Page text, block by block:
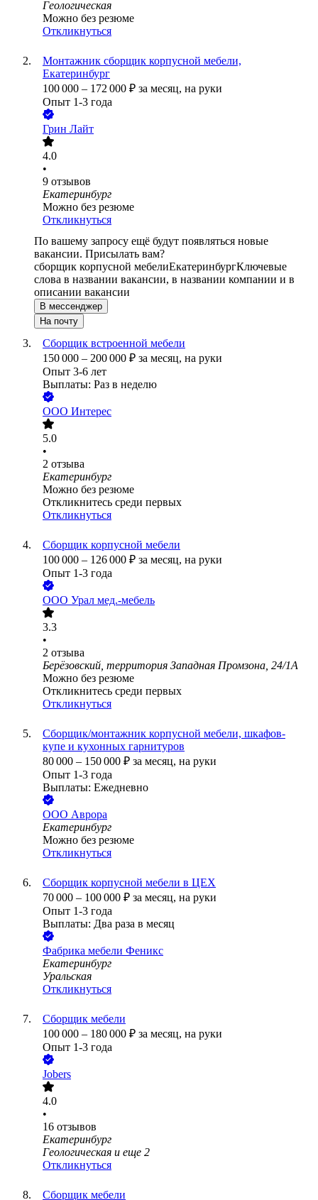
Геологическая
Можно без резюме
Откликнуться
Монтажник сборщик корпусной мебели,
Екатеринбург
100 000 – 172 000 ₽ за месяц, на руки
Опыт 1-3 года
Грин Лайт
4.0
•
9 отзывов
Екатеринбург
Можно без резюме
Откликнуться
По вашему запросу ещё будут появляться новые
вакансии. Присылать вам?
сборщик корпусной мебелиЕкатеринбургКлючевые
слова в названии вакансии, в названии компании и в
описании вакансии
В мессенджер
На почту
Сборщик встроенной мебели
150 000 – 200 000 ₽ за месяц, на руки
Опыт 3-6 лет
Выплаты: Раз в неделю
ООО Интерес
5.0
•
2 отзыва
Екатеринбург
Можно без резюме
Откликнитесь среди первых
Откликнуться
Сборщик корпусной мебели
100 000 – 126 000 ₽ за месяц, на руки
Опыт 1-3 года
ООО Урал мед.-мебель
3.3
•
2 отзыва
Берёзовский, территория Западная Промзона, 24/1А
Можно без резюме
Откликнитесь среди первых
Откликнуться
Сборщик/монтажник корпусной мебели, шкафов-
купе и кухонных гарнитуров
80 000 – 150 000 ₽ за месяц, на руки
Опыт 1-3 года
Выплаты: Ежедневно
ООО Аврора
Екатеринбург
Можно без резюме
Откликнуться
Сборщик корпусной мебели в ЦЕХ
70 000 – 100 000 ₽ за месяц, на руки
Опыт 1-3 года
Выплаты: Два раза в месяц
Фабрика мебели Феникс
Екатеринбург
Уральская
Откликнуться
Сборщик мебели
100 000 – 180 000 ₽ за месяц, на руки
Опыт 1-3 года
Jobers
4.0
•
16 отзывов
Екатеринбург
Геологическая и еще 2
Откликнуться
Сборщик мебели